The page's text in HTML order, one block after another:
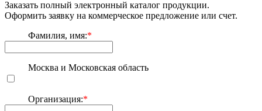
Заказать полный электронный каталог продукции.
Оформить заявку на коммерческое предложение или счет.
Фамилия, имя:*
Москва и Московская область
Организация:*